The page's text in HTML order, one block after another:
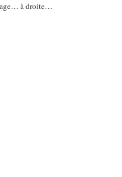
à droite…